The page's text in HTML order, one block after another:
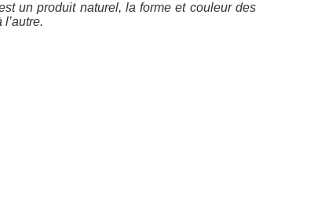
un produit naturel, la forme et couleur des